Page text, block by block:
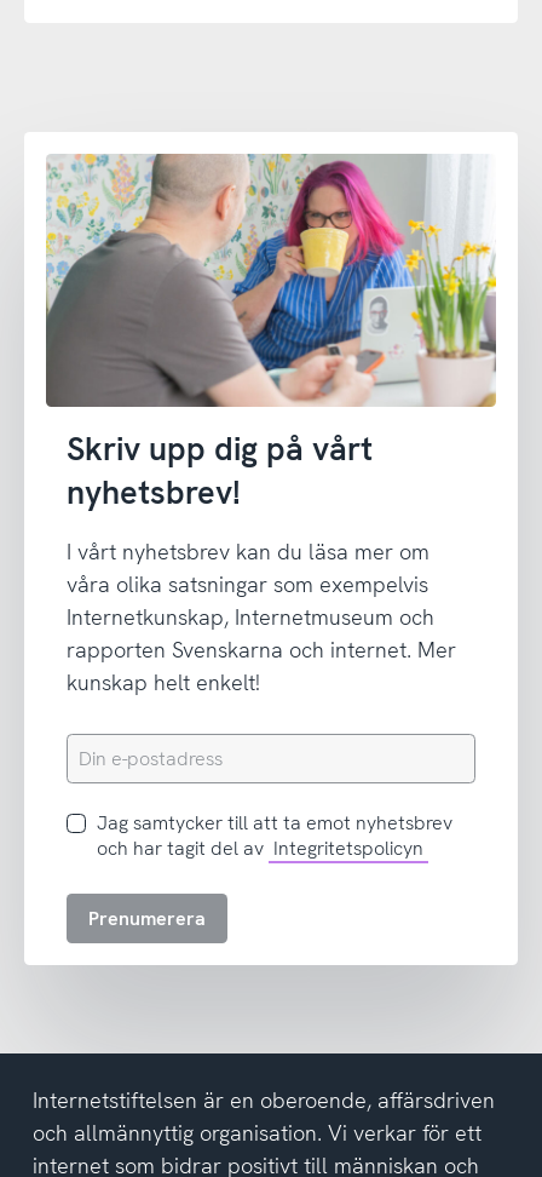
Skriv upp dig på vårt
nyhetsbrev!
I vårt nyhetsbrev kan du läsa mer om
våra olika satsningar som exempelvis
Internetkunskap, Internetmuseum och
rapporten Svenskarna och internet. Mer
kunskap helt enkelt!
Din
e-
Jag
samtycker
att
del
av
integritetspolicyn
Jag samtycker till att ta emot nyhetsbrev
och har tagit del av Integritetspolicyn
Prenumerera
Internetstiftelsen är en oberoende, affärsdriven
och allmännyttig organisation. Vi verkar för ett
internet som bidrar positivt till människan och